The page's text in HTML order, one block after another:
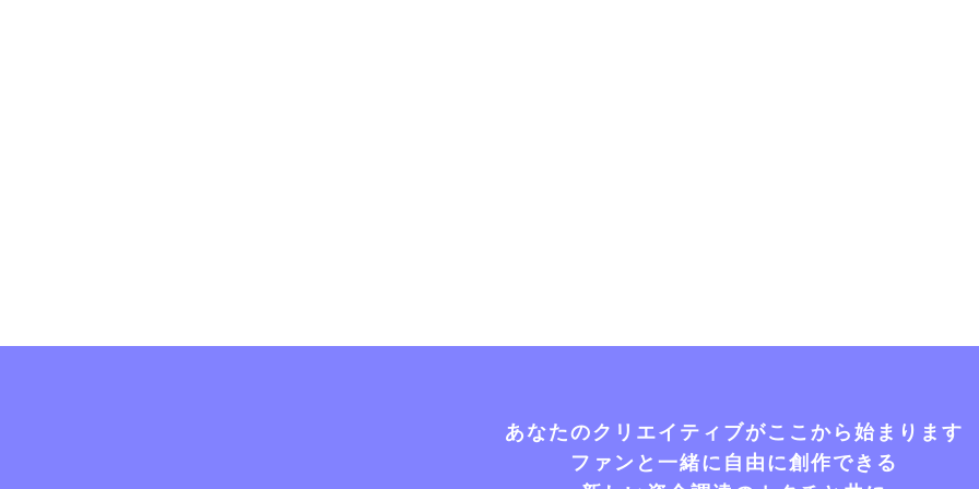
あなたのクリエイティブがここから始まります
ファンと一緒に自由に創作できる